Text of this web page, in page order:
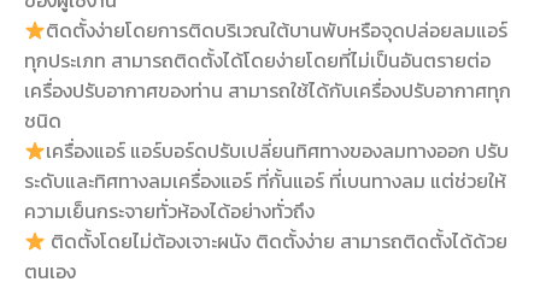
ติดตั้งง่ายโดยการติดบริเวณใต้บานพับหรือจุดปล่อยลมแอร์
ทุกประเภท สามารถติดตั้งได้โดยง่ายโดยที่ไม่เป็นอันตรายต่อ
เครื่องปรับอากาศของท่าน สามารถใช้ได้กับเครื่องปรับอากาศทุก
ชนิด
เครื่องแอร์ แอร์บอร์ดปรับเปลี่ยนทิศทางของลมทางออก ปรับ
ระดับและทิศทางลมเครื่องแอร์ ที่กั้นแอร์ ที่เบนทางลม แต่ช่วยให้
ความเย็นกระจายทั่วห้องได้อย่างทั่วถึง
ติดตั้งโดยไม่ต้องเจาะผนัง ติดตั้งง่าย สามารถติดตั้งได้ด้วย
ตนเอง